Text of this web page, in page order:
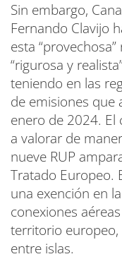
Sin embargo,
Fernando Clavijo
esta
“rigurosa y
teniendo en las
de emisiones que
enero de 2024.
a valorar de
nueve RUP
Tratado Europeo.
una exención en
conexiones
territorio
entre islas.